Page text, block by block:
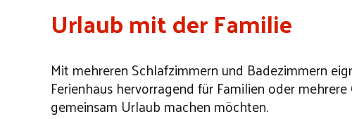
Urlaub mit der Familie
Mit mehreren Schlafzimmern und Badezimmern
Ferienhaus hervorragend für Familien oder
gemeinsam Urlaub machen möchten.